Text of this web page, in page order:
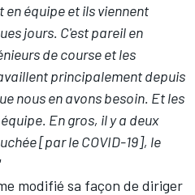
équipe et ils viennent
jours. C'est pareil en
de course et les
principalement depuis
nous en avons besoin. Et les
En gros, il y a deux
[par le COVID-19], le
modifié sa façon de diriger